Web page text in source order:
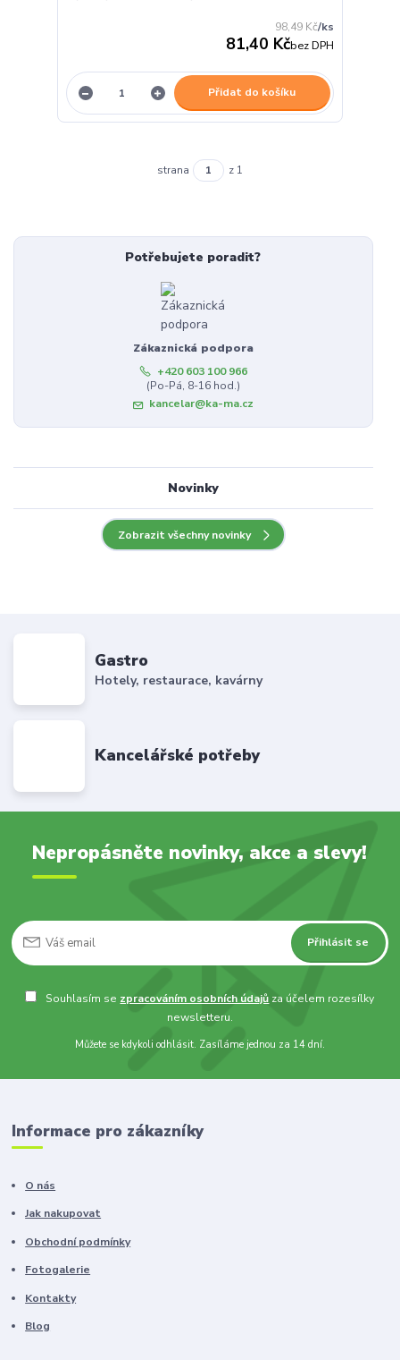
98,49 Kč/ks
81,40 Kčbez DPH
Přidat do košíku
strana z 1
Potřebujete poradit?
Zákaznická podpora
+420 603 100 966
(Po-Pá, 8-16 hod.)
kancelar@ka-ma.cz
Novinky
Zobrazit všechny novinky
Gastro
Hotely, restaurace, kavárny
Kancelářské potřeby
Nepropásněte novinky, akce a slevy!
Přihlásit se
Souhlasím se zpracováním osobních údajů za účelem rozesílky
newsletteru.
Můžete se kdykoli odhlásit. Zasíláme jednou za 14 dní.
Informace pro zákazníky
O nás
Jak nakupovat
Obchodní podmínky
Fotogalerie
Kontakty
Blog